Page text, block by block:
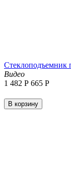
Стеклоподъемник
Видео
1 482 Р ‍665‍ Р
В корзину